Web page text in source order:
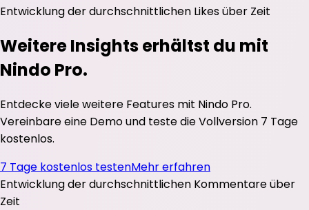
Entwicklung der durchschnittlichen Likesüber Zeit
Weitere Insights erhältst du mit
Nindo Pro.
Entdecke viele weitere Features mit Nindo Pro.
Vereinbare eine Demo und teste die Vollversion 7 Tage
kostenlos.
7 Tage kostenlos testenMehr erfahren
Entwicklung der durchschnittlichen Kommentareüber
Zeit